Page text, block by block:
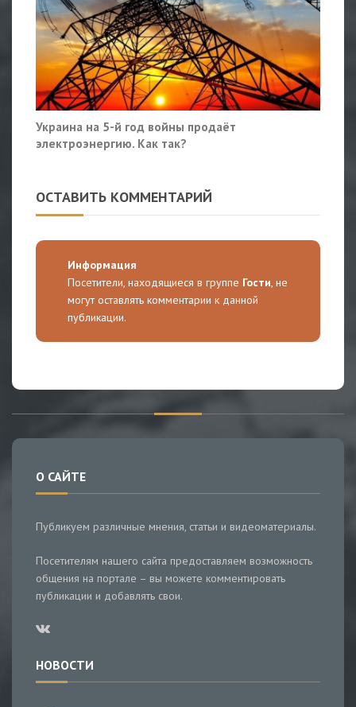
Украина на 5-й год войны продаёт
электроэнергию. Как так?
ОСТАВИТЬ КОММЕНТАРИЙ
Информация
Посетители, находящиеся в группе Гости, не
могут оставлять комментарии к данной
публикации.
О САЙТЕ
Публикуем различные мнения, статьи и видеоматериалы.
Посетителям нашего сайта предоставляем возможность
общения на портале – вы можете комментировать
публикации и добавлять свои.
НОВОСТИ